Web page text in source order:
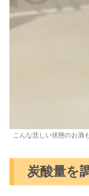
こんな悲しい状態のお酒
炭酸量を